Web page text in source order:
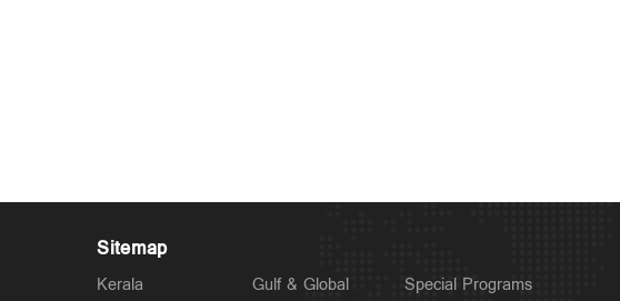
Sitemap
Kerala
Gulf & Global
Special Programs